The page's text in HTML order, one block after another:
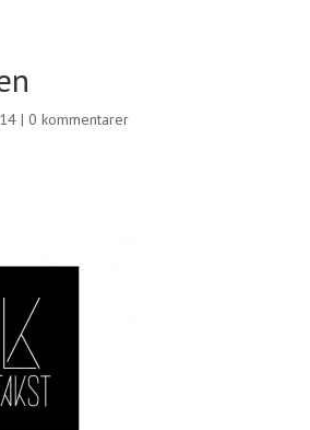
| 0 kommentarer